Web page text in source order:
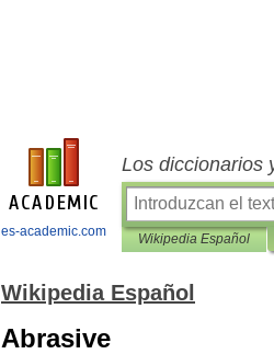
es-academic.com
Los diccionarios
Wikipedia Español
Wikipedia Español
Abrasive